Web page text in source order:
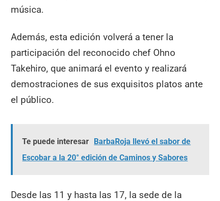
música.
Además, esta edición volverá a tener la
participación del reconocido chef Ohno
Takehiro, que animará el evento y realizará
demostraciones de sus exquisitos platos ante
el público.
Te puede interesar BarbaRoja llevó el sabor de
Escobar a la 20° edición de Caminos y Sabores
Desde las 11 y hasta las 17, la sede de la